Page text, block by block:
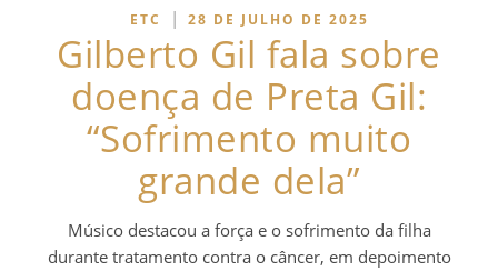
ETC | 28 DE JULHO DE 2025
Gilberto Gil fala sobre
doença de Preta Gil:
“Sofrimento muito
grande dela”
Músico destacou a força e o sofrimento da filha
durante tratamento contra o câncer, em depoimento